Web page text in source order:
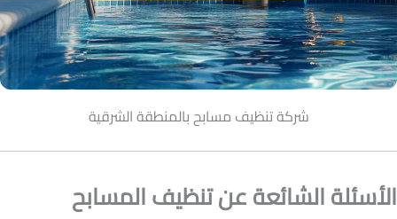
شركة تنظيف مسابح بالمنطقة الشرقية
الأسئلة الشائعة عن تنظيف المسابح